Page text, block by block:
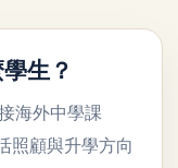
生？
海外中學課
照顧與升學方向